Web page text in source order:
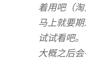
着用吧（淘
马上就要期
试试看吧。
大概之后